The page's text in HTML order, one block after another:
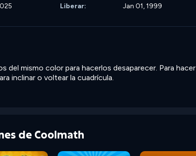
Liberar:
Jan 01, 1999
del mismo color para hacerlos desaparecer. Para hacer
inclinar o voltear la cuadrícula.
de Coolmath